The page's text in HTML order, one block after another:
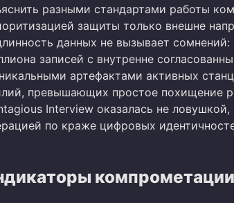
разными стандартами работы
защиты только внешне
данных не вызывает
записей с внутренне
артефактами активных
превышающих простое похищение
Interview оказалась не
по краже цифровых
компрометации